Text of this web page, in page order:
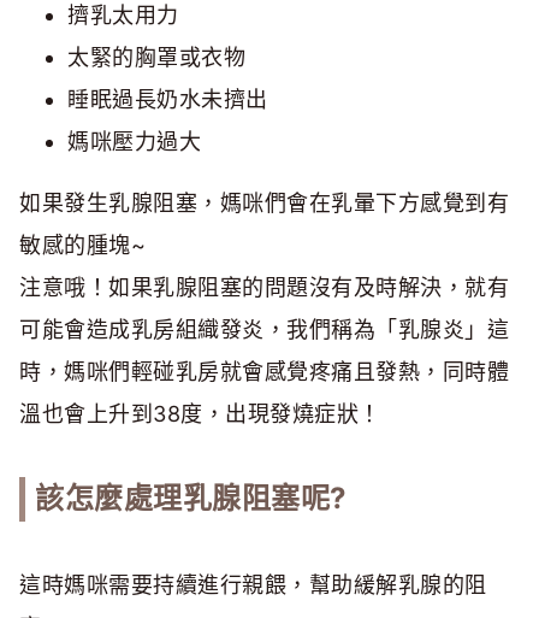
擠乳太用力
太緊的胸罩或衣物
睡眠過長奶水未擠出
媽咪壓力過大
如果發生乳腺阻塞，媽咪們會在乳暈下方感覺到有
敏感的腫塊~
注意哦！如果乳腺阻塞的問題沒有及時解決，就有
可能會造成乳房組織發炎，我們稱為「乳腺炎」這
時，媽咪們輕碰乳房就會感覺疼痛且發熱，同時體
溫也會上升到38度，出現發燒症狀！
該怎麼處理乳腺阻塞呢?
這時媽咪需要持續進行親餵，幫助緩解乳腺的阻